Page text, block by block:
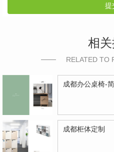
提
相
RELATED TO
成都办公桌椅-
成都柜体定制